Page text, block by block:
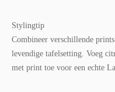
Stylingtip
Combineer verschillende
levendige tafelsetting. Voeg
met print toe voor een echte